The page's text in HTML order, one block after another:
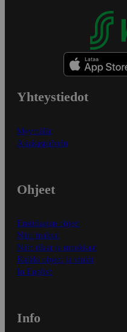
Yhteystiedot
Myymälät
Asiakaspalvelu
Ohjeet
Ensitilaajan ohjeet
Näin maksat
Näin tilaat ja muokkaat
Kaikki ohjeet ja vinkit
In English
Info